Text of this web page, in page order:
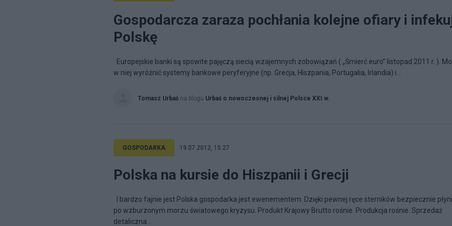
Gospodarcza zaraza pochłania kolejne ofiary i
Polskę
Europejskie banki są spowite pajęczą siecią wzajemnych zobowiązań ( „Śmierć euro” listopad 2011 r. ).
w niej wyróżnić systemy bankowe peryferyjne (np. Grecja, Hiszpania, Portugalia, Irlandia) i...
Tomasz Urbaś na blogu Urbaś o nowoczesnej i silnej Polsce XXI w.
GOSPODARKA 19.07.2012, 15:27
Polska na kursie do Hiszpanii i Grecji
I bardzo fajnie jest Polska gospodarka jest ewenementem. Dzięki pewnej ręce sterników bezpiecznie
po wzburzonym morzu światowego kryzysu. Produkt Krajowy Brutto rośnie. Produkcja rośnie. Sprzedaż
detaliczna...